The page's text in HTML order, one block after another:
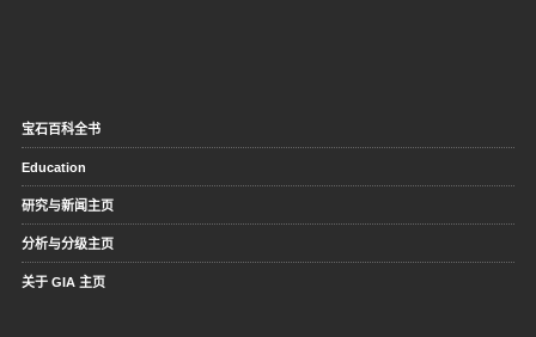
宝石百科全书
Education
研究与新闻主页
分析与分级主页
关于 GIA 主页